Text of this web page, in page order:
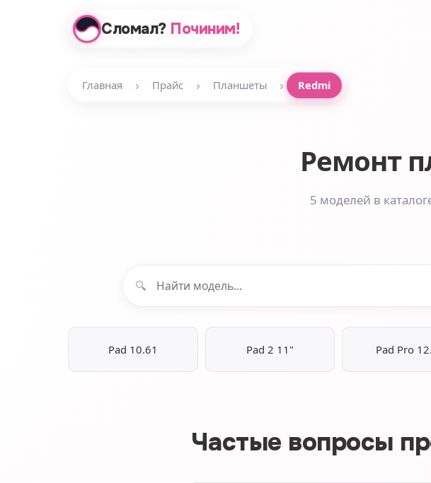
Сломал? Починим!
Главная › Прайс › Планшеты › Redmi
Ремонт
5 моделей в
🔍
Pad 10.61 Pad 2 11" Pad Pro
Частые вопросы